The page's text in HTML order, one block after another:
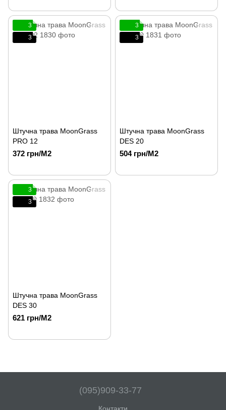
3
3
Штучна трава MoonGrass
PRO 12
372 грн/М2
3
3
Штучна трава MoonGrass
DES 20
504 грн/М2
3
3
Штучна трава MoonGrass
DES 30
621 грн/М2
(095)909-33-77